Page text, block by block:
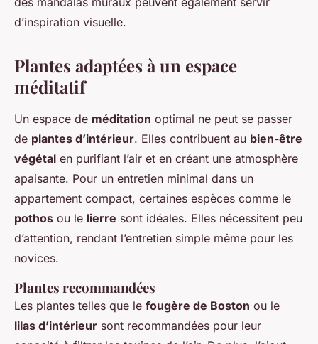
d’inspiration visuelle.
Plantes adaptées à un espace
méditatif
Un espace de méditation optimal ne peut se passer
de plantes d’intérieur. Elles contribuent au bien-être
végétal en purifiant l’air et en créant une atmosphère
apaisante. Pour un entretien minimal dans un
appartement compact, certaines espèces comme le
pothos ou le lierre sont idéales. Elles nécessitent peu
d’attention, rendant l’entretien simple même pour les
novices.
Plantes recommandées
Les plantes telles que le fougère de Boston ou le
lilas d’intérieur sont recommandées pour leur